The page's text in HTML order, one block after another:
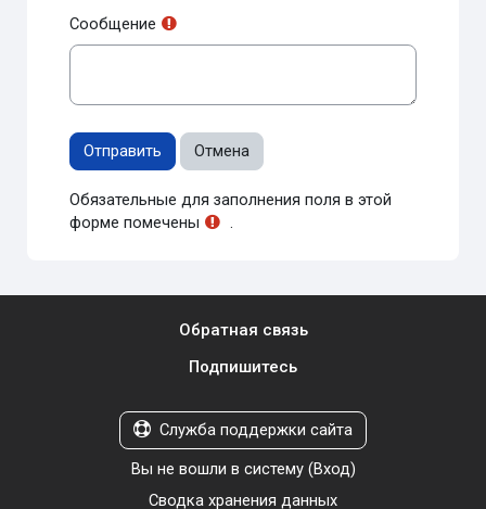
Сообщение
Обязательные для заполнения поля в этой
форме помечены
.
Обратная связь
Подпишитесь
Служба поддержки сайта
Вы не вошли в систему (Вход)
Сводка хранения данных